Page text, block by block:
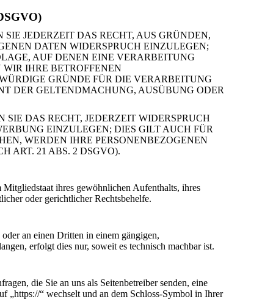
JEDERZEIT DAS RECHT, AUS GRÜNDEN,
DATEN WIDERSPRUCH EINZULEGEN;
AUF DENEN EINE VERARBEITUNG
IHRE BETROFFENEN
GRÜNDE FÜR DIE VERARBEITUNG
DER GELTENDMACHUNG, AUSÜBUNG ODER
DAS RECHT, JEDERZEIT WIDERSPRUCH
EINZULEGEN; DIES GILT AUCH FÜR
WERDEN IHRE PERSONENBEZOGENEN
ART. 21 ABS. 2 DSGVO).
ihres gewöhnlichen Aufenthalts, ihres
oder gerichtlicher Rechtsbehelfe.
an einen Dritten in einem gängigen,
erfolgt dies nur, soweit es technisch machbar ist.
die Sie an uns als Seitenbetreiber senden, eine
„https://“ wechselt und an dem Schloss-Symbol in Ihrer